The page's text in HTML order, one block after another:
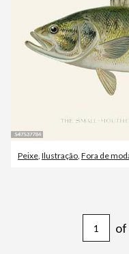
Peixe, Ilustração, Fora de
of